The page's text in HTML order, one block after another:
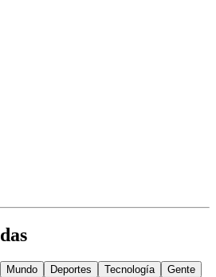
Mundo Deportes Tecnología Gente